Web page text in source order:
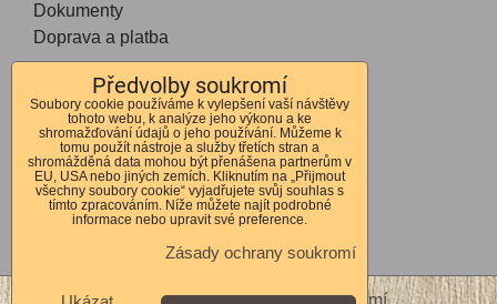
Dokumenty
Doprava a platba
Kontakt
Andrea Mohauptová
Kvítkov 56
Česká Lípa
470 01
DIČ CZ7762262310
Předvolby soukromí
Soubory cookie používáme k vylepšení vaší návštěvy
tohoto webu, k analýze jeho výkonu a ke
shromažďování údajů o jeho používání. Můžeme k
tomu použít nástroje a služby třetích stran a
shromážděná data mohou být přenášena partnerům v
EU, USA nebo jiných zemích. Kliknutím na „Přijmout
všechny soubory cookie“ vyjadřujete svůj souhlas s
tímto zpracováním. Níže můžete najít podrobné
informace nebo upravit své preference.
Zásady ochrany soukromí